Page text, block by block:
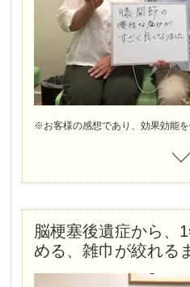
鍼施術をメインに、良くなったり、水がたまったりを繰り返しましたが、旅行に行けるほどに回復。
腰に激痛が走り、今度は、椎間板
1か月間集中して施術し、右足のふくらはぎのしびれもなくなり、今では、月1回ぐらい腰と膝を定期的に施術しています。
※お客様の感想であり、効果効能を
脳梗塞後遺症から、
める、雑巾が絞れる